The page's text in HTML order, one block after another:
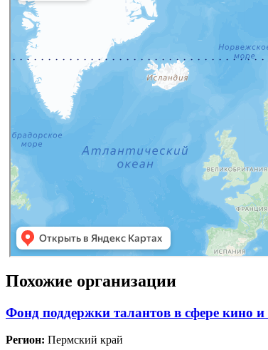
Похожие организации
Фонд поддержки талантов в сфере кино
Регион: Пермский край